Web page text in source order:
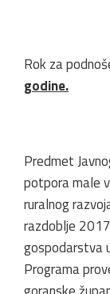
Rok za
godine.
Predmet
potpora male
ruralnog
razdoblje
gospodarstva
Programa